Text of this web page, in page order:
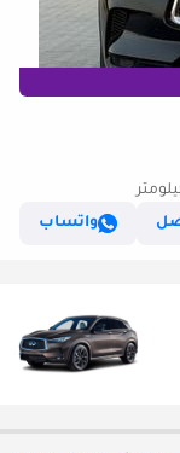
واتساب